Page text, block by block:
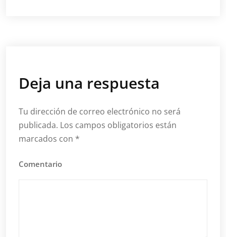
Deja una respuesta
Tu dirección de correo electrónico no será
publicada. Los campos obligatorios están
marcados con *
Comentario